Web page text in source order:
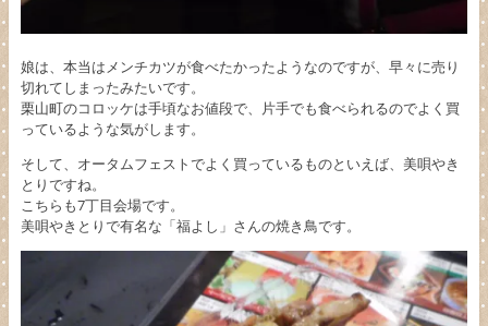
娘は、本当はメンチカツが食べたかったようなのですが、早々に売り
切れてしまったみたいです。
栗山町のコロッケは手頃なお値段で、片手でも食べられるのでよく買
っているような気がします。
そして、オータムフェストでよく買っているものといえば、美唄やき
とりですね。
こちらも7丁目会場です。
美唄やきとりで有名な「福よし」さんの焼き鳥です。